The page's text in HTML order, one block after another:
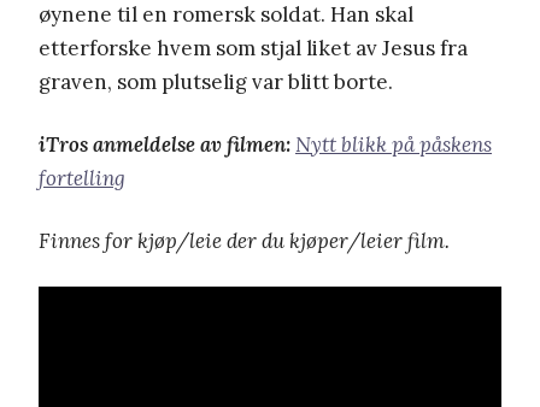
øynene til en romersk soldat. Han skal
etterforske hvem som stjal liket av Jesus fra
graven, som plutselig var blitt borte.
iTros anmeldelse av filmen:Nytt blikk på påskens
fortelling
Finnes for kjøp/leie der du kjøper/leier film.